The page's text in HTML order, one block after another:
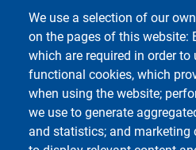
We use a selection of our
on the pages of this website:
which are required in order to
functional cookies, which
when using the website;
we use to generate
and statistics; and marketing
Centro Orientamento
Biblioteche
Cookie settings
Privacy